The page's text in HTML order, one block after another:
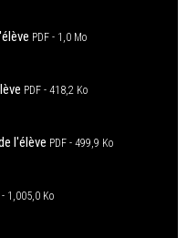
PDF 1,0 Mo
PDF 418,2 Ko
l'élève PDF 499,9 Ko
1,005,0 Ko